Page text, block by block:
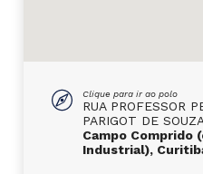
Clique para ir ao polo
RUA PROFESSOR
PARIGOT DE
Campo Comprido
Industrial),